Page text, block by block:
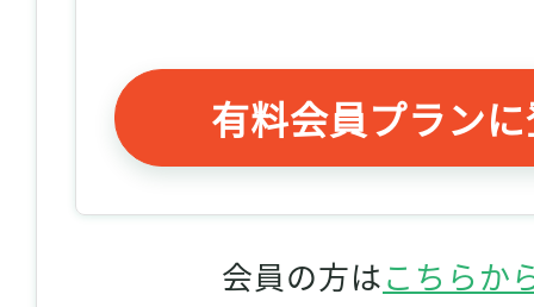
有料会員プラン
会員の方はこちらか